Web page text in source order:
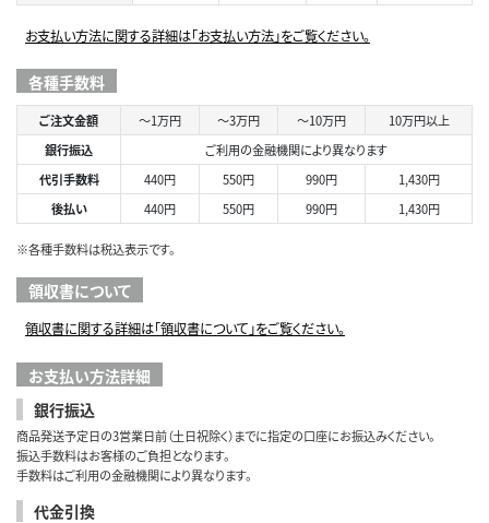
お支払い方法に関する詳細は「お支払い方法」をご覧ください。
各種手数料
ご注文金額 ～1万円 ～3万円 ～10万円
10万円以上
銀行振込
ご利用の金融機関により異なります
代引手数料
440円 550円 990円
1,430円
後払い
440円 550円 990円 1,430円
※各種手数料は税込表示です。
領収書について
領収書に関する詳細は「領収書について」をご覧ください。
お支払い方法詳細
銀行振込
商品発送予定日の3営業日前（土日祝除く）までに指定の口座にお振込みください。
振込手数料はお客様のご負担となります。
手数料はご利用の金融機関により異なります。
代金引換